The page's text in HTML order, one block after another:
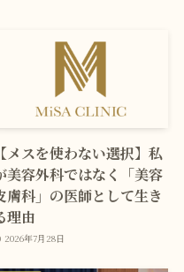
【メスを使わない選択】私
美容外科ではなく「美容
膚科」の医師として生き
理由
2026年7月28日